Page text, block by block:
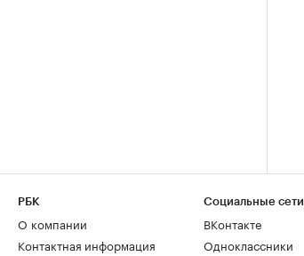
РБК
О компании
Контактная информация
Социальные сети
ВКонтакте
Одноклассники